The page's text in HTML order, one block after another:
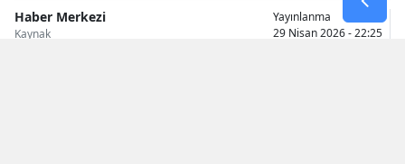
Nevşehir
Haber Merkezi
Kaynak
Yayınlanma
29 Nisan 2026 - 22:25